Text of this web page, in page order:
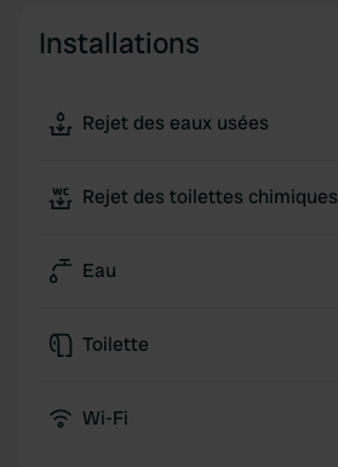
Installations
Rejet des eaux usées
Rejet des toilettes chimiques
Eau
Toilette
Wi-Fi